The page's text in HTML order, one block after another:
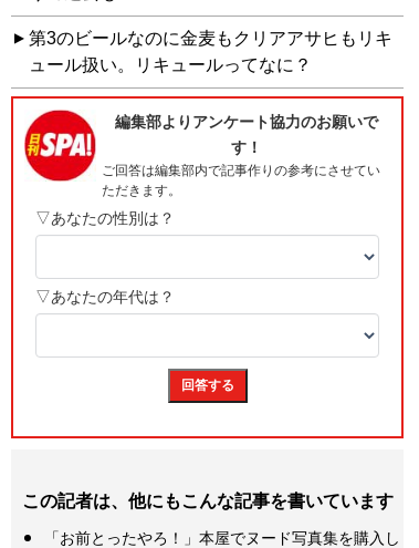
第3のビールなのに金麦もクリアアサヒもリキ
ュール扱い。リキュールってなに？
この記者は、他にもこんな記事を書いています
「お前とったやろ！」本屋でヌード写真集を購入し